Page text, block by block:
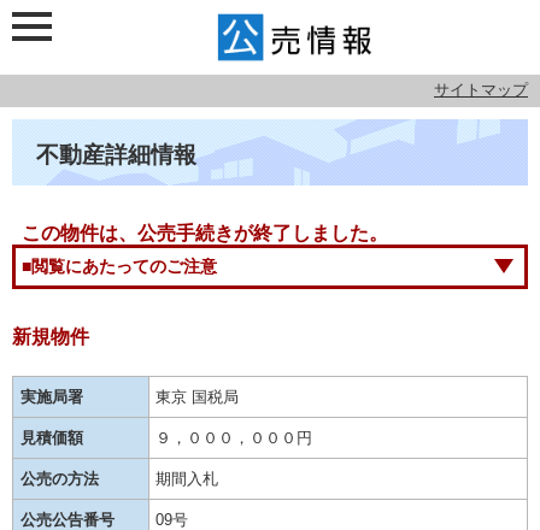
サイトマップ
不動産詳細情報
この物件は、公売手続きが終了しました。
■閲覧にあたってのご注意
新規物件
実施局署 東京 国税局
見積価額 ９，０００，０００円
公売の方法 期間入札
公売公告番号 09号